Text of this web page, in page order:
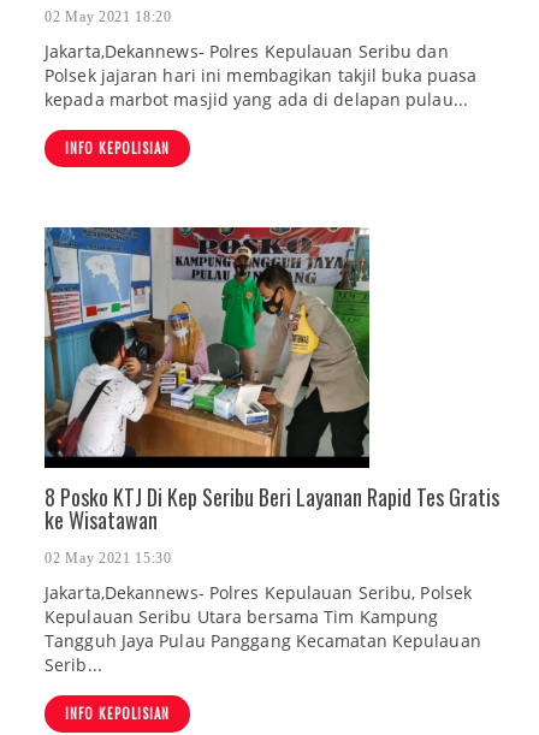
02 May 2021 18:20
Jakarta,Dekannews- Polres Kepulauan Seribu dan
Polsek jajaran hari ini membagikan takjil buka puasa
kepada marbot masjid yang ada di delapan pulau...
INFO KEPOLISIAN
8 Posko KTJ Di Kep Seribu Beri Layanan Rapid Tes Gratis
ke Wisatawan
02 May 2021 15:30
Jakarta,Dekannews- Polres Kepulauan Seribu, Polsek
Kepulauan Seribu Utara bersama Tim Kampung
Tangguh Jaya Pulau Panggang Kecamatan Kepulauan
Serib...
INFO KEPOLISIAN